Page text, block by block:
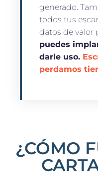
generado.
todos tus
datos de valor
puedes
darle uso.
perdamos
¿CÓMO